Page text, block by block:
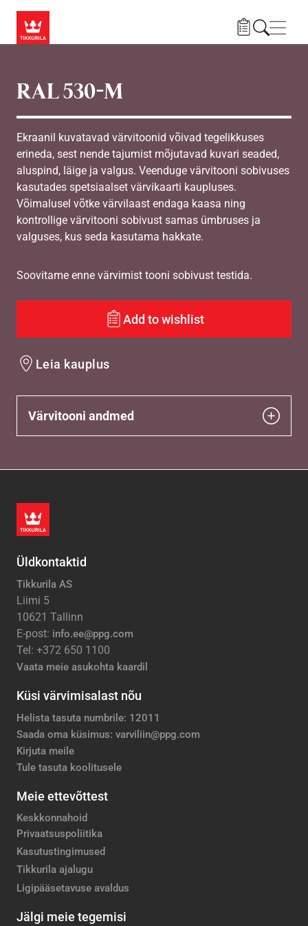
RAL 530-M
Ekraanil kuvatavad värvitoonid võivad tegelikkuses
erineda, sest nende tajumist mõjutavad kuvari seaded,
aluspind, läige ja valgus. Veenduge värvitooni sobivuses
kasutades spetsiaalset värvikaarti kaupluses.
Võimalusel võtke värvilaast endaga kaasa ning
kontrollige värvitooni sobivust samas ümbruses ja
valguses, kus seda kasutama hakkate.
Soovitame enne värvimist tooni sobivust testida.
Add to wishlist
Leia kauplus
Värvitooni andmed
Üldkontaktid
Tikkurila AS
Liimi 5
10621 Tallinn
E-post: info.ee@ppg.com
Tel: +372 650 1100
Vaata meie asukohta kaardil
Küsi värvimisalast nõu
Helista tasuta numbrile: 12011
Saada oma küsimus: varviliin@ppg.com
Kirjuta meile
Tule tasuta koolitusele
Meie ettevõttest
Keskkonnahoid
Privaatsuspoliitika
Kasutustingimused
Tikkurila ajalugu
Ligipääsetavuse avaldus
Jälgi meie tegemisi